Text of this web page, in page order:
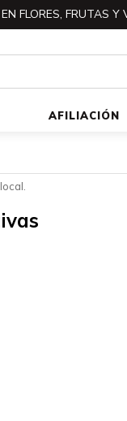
EN FLORES, FRUTAS Y
AFILIACIÓN